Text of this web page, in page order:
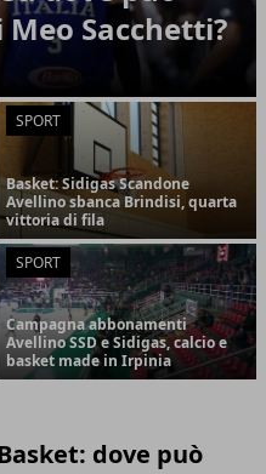
Sacchetti?
SPORT
Basket: Sidigas Scandone
Avellino sbanca Brindisi, quarta
vittoria di fila
SPORT
Campagna abbonamenti
Avellino SSD e Sidigas, calcio e
basket made in Irpinia
dove può